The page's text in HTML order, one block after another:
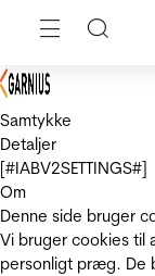
Samtykke
Detaljer
[#IABV2SETTINGS#]
Om
Denne side bruger
Vi bruger cookies til
personligt præg. De